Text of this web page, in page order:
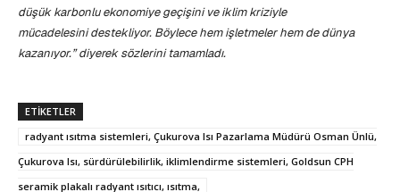
düşük karbonlu ekonomiye geçişini ve iklim kriziyle
mücadelesini destekliyor. Böylece hem işletmeler hem de dünya
kazanıyor.” diyerek sözlerini tamamladı.
ETIKETLER
radyant ısıtma sistemleri, Çukurova Isı Pazarlama Müdürü Osman Ünlü,
Çukurova Isı, sürdürülebilirlik, iklimlendirme sistemleri, Goldsun CPH
seramik plakalı radyant ısıtıcı, ısıtma,